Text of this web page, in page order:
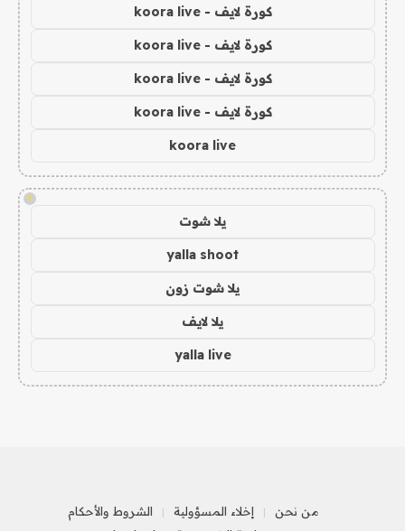
كورة لايف - koora live
كورة لايف - koora live
كورة لايف - koora live
كورة لايف - koora live
koora live
!
يلا شوت
yalla shoot
يلا شوت زون
يلا لايف
yalla live
من نحن إخلاء المسؤولية
الشروط والأحكام